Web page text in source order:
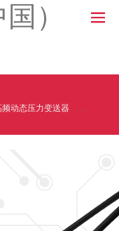
）
频动态压力变送器 温压一体